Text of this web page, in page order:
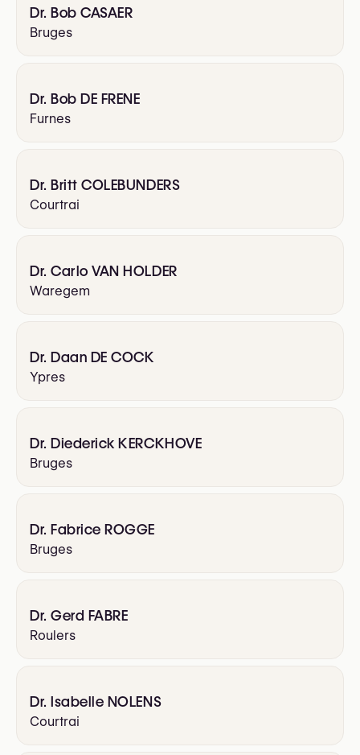
Dr. Bob CASAER
Bruges
Dr. Bob DE FRENE
Furnes
Dr. Britt COLEBUNDERS
Courtrai
Dr. Carlo VAN HOLDER
Waregem
Dr. Daan DE COCK
Ypres
Dr. Diederick KERCKHOVE
Bruges
Dr. Fabrice ROGGE
Bruges
Dr. Gerd FABRE
Roulers
Dr. Isabelle NOLENS
Courtrai